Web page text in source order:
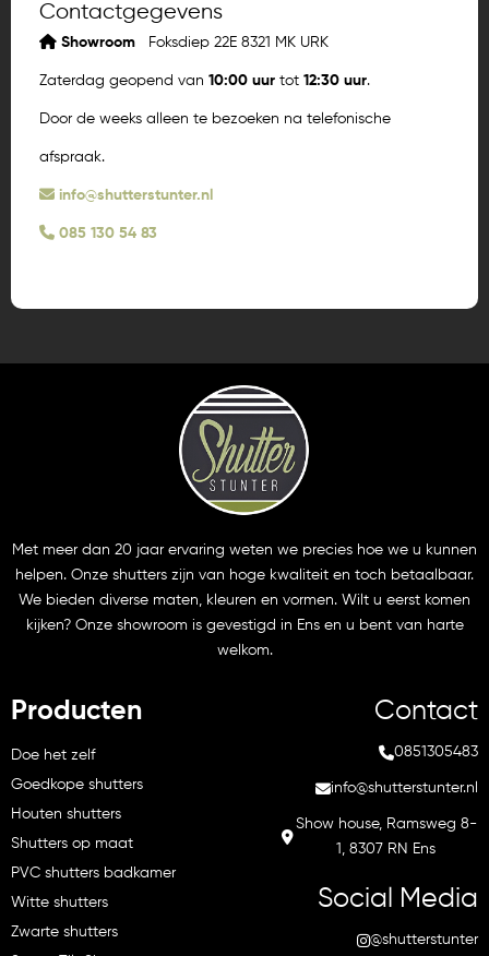
Contactgegevens
Showroom Foksdiep 22E 8321 MK URK
Zaterdag geopend van 10:00 uur tot 12:30 uur.
Door de weeks alleen te bezoeken na telefonische
afspraak.
info@shutterstunter.nl
085 130 54 83
Producten
Doe het zelf
Goedkope shutters
Houten shutters
Shutters op maat
PVC shutters badkamer
Witte shutters
Zwarte shutters
Met meer dan 20 jaar ervaring weten we precies hoe we u kunnen
helpen. Onze shutters zijn van hoge kwaliteit en toch betaalbaar.
We bieden diverse maten, kleuren en vormen. Wilt u eerst komen
kijken? Onze showroom is gevestigd in Ens en u bent van harte
welkom.
Contact
0851305483
info@shutterstunter.nl
Show house, Ramsweg 8-
1, 8307 RN Ens
Social Media
@shutterstunter